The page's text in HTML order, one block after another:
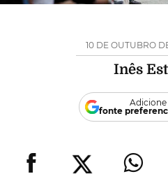
10 DE OUTUBRO
Inês
fonte